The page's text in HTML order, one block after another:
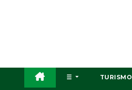
☰ TURISMO